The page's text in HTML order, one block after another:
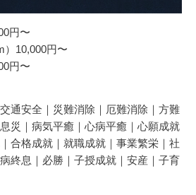
円〜
）10,000円〜
円〜
通安全｜災難消除｜厄難消除｜方難
災｜病気平癒｜心病平癒｜心願成就
合格成就｜就職成就｜事業繁栄｜社
終息｜必勝｜子授成就｜安産｜子育